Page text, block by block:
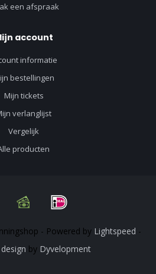
een afspraak
account
informatie
bestellingen
Mijn tickets
verlanglijst
Vergelijk
producten
- Powered by Lightspeed -
by Dyvelopment